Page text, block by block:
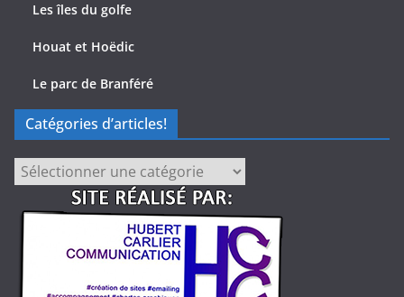
Les îles du golfe
Houat et Hoëdic
Le parc de Branféré
Catégories d’articles!
Catégories